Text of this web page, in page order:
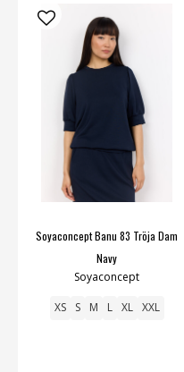
Soyaconcept Banu 83 Tröja Dam
Navy
Soyaconcept
XS S M L XL XXL